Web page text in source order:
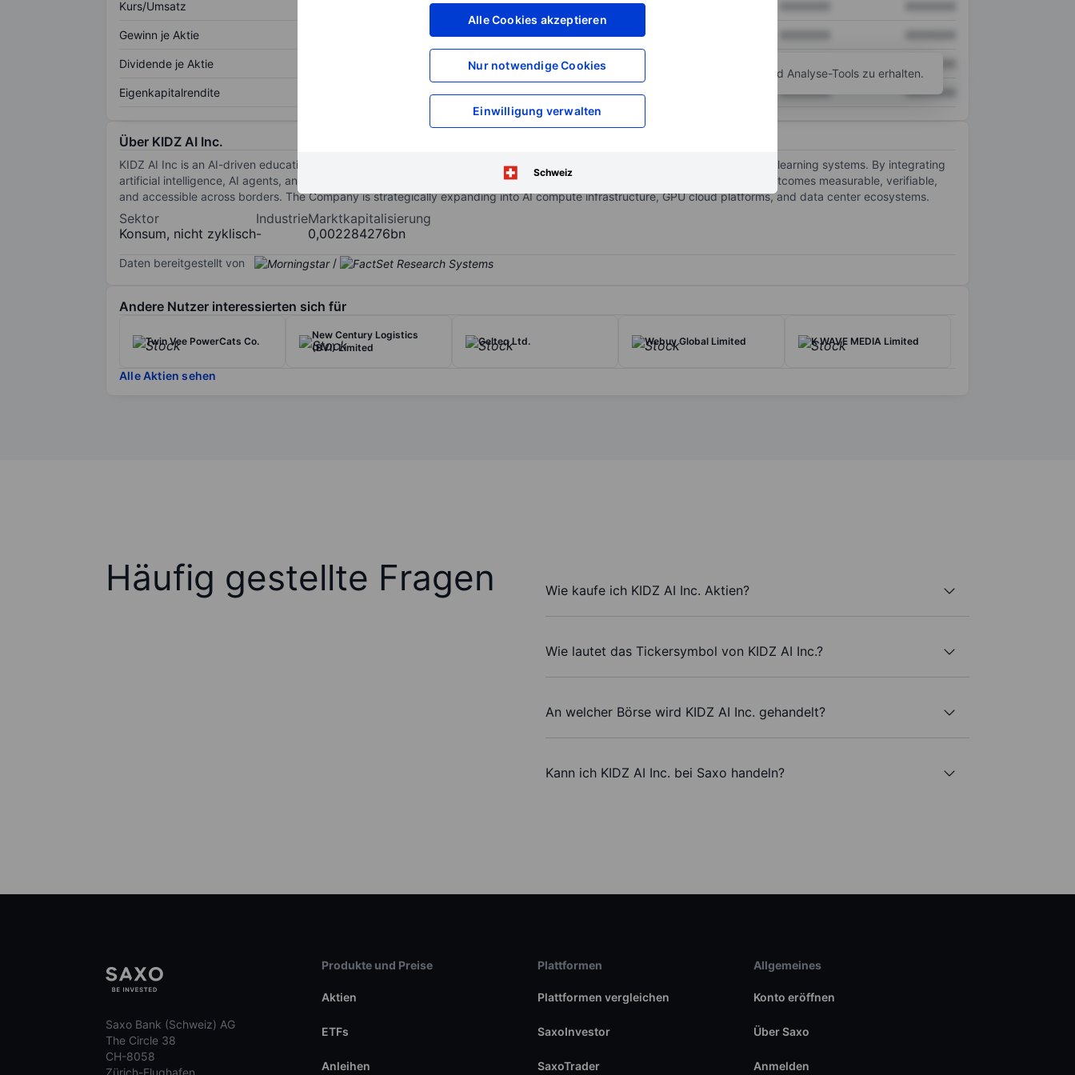
Alle Cookies akzeptieren
Nur notwendige Cookies
Einwilligung verwalten
Schweiz
Kurs/Umsatz XXXXXXX
Gewinn je Aktie XXXXXXX
Dividende je Aktie XXXXXXX
Eigenkapitalrendite XXXXXXX XXXXXXX XXXXXXX
Konto eröffnenum Zugriff auf mehr Diagramm- und Analyse-Tools zu erhalten.
Über KIDZ AI Inc.
KIDZ AI Inc is an AI-driven education technology company transforming live teaching experience into proprietary AI-powered learning systems. By integrating
artificial intelligence, AI agents, and robotics, it is building a world-wide education infrastructure designed to make learning outcomes measurable, verifiable,
and accessible across borders. The Company is strategically expanding into AI compute infrastructure, GPU cloud platforms, and data center ecosystems.
Sektor
Konsum, nicht zyklisch
Industrie
-
Marktkapitalisierung
0,002284276bn
Daten bereitgestellt von /
Andere Nutzer interessierten sich für
Twin Vee PowerCats Co.
New Century Logistics
(BVI) Limited
Gelteq Ltd. Webuy Global Limited K WAVE MEDIA Limited
Alle Aktien sehen
Häufig gestellte Fragen Wie kaufe ich KIDZ AI Inc. Aktien?
Wie lautet das Tickersymbol von KIDZ AI Inc.?
An welcher Börse wird KIDZ AI Inc. gehandelt?
Kann ich KIDZ AI Inc. bei Saxo handeln?
Saxo Bank (Schweiz) AG
The Circle 38
CH-8058
Produkte und Preise
Aktien
ETFs
Anleihen
Plattformen
Plattformen vergleichen
SaxoInvestor
SaxoTrader
Allgemeines
Konto eröffnen
Über Saxo
Anmelden